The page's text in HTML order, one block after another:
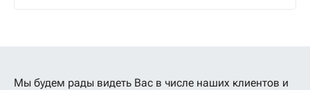
Мы будем рады видеть Вас в числе наших клиентов и